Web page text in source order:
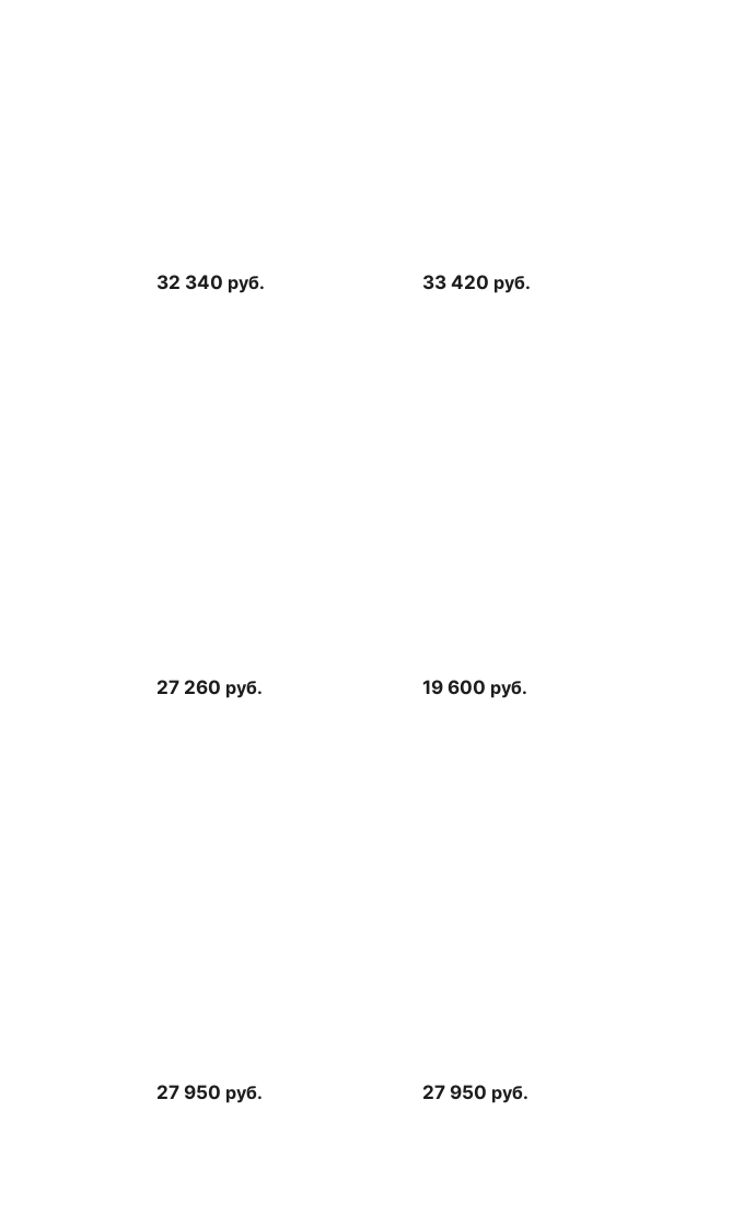
32 340 руб. 33 420 руб.
27 260 руб. 19 600 руб.
27 950 руб. 27 950 руб.